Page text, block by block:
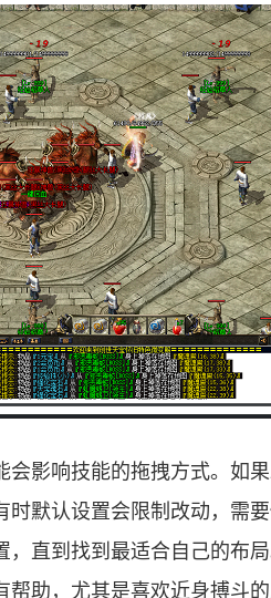
影响技能的拖拽方式。如
默认设置会限制改动，需
直到找到最适合自己的布
助，尤其是喜欢近身搏斗的